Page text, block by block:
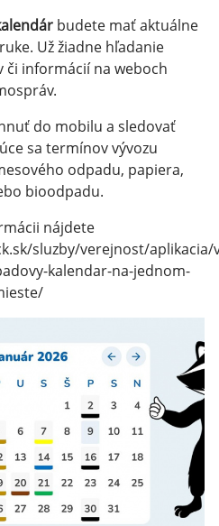
budete mať aktuálne
Už žiadne hľadanie
či informácií na weboch
do mobilu a sledovať
sa termínov vývozu
odpadu, papiera,
bioodpadu.
nájdete
sluzby/verejnost/aplikacia/
kalendar-na-jednom-